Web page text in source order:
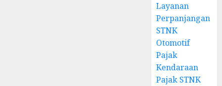
Layanan
Perpanjangan
STNK
Otomotif
Pajak
Kendaraan
Pajak STNK